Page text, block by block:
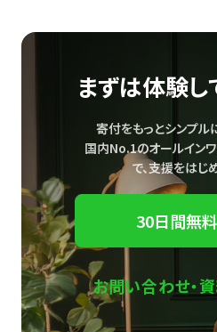
まずは体験し
寄付をもっとシンプル
国内No.1のオールイン
で、支援をはじめ
30日間無
お問い合わせ・